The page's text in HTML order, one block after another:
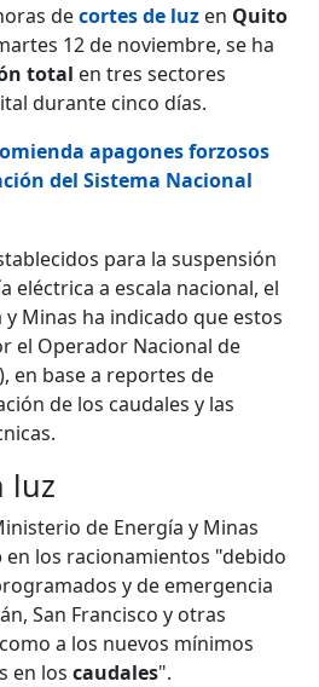
decortes de luz en Quito
12 de noviembre, se ha
total en tres sectores
durante cinco días.
apagones forzosos
del Sistema Nacional
para la suspensión
eléctrica a escala nacional, el
Minas ha indicado que estos
el Operador Nacional de
), en base a reportes de
de los caudales y las
luz
de Energía y Minas
en los racionamientos "debido
y de emergencia
San Francisco y otras
a los nuevos mínimos
en loscaudales".